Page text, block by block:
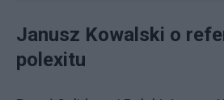
Janusz Kowalski o
polexitu